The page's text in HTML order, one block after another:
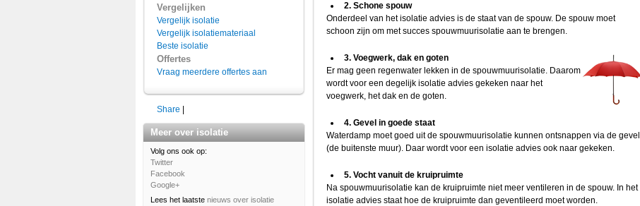
Vergelijken
Vergelijk isolatie
Vergelijk isolatiemateriaal
Beste isolatie
Offertes
Vraag meerdere offertes aan
Share
Meer over isolatie
Volg ons ook op:
Twitter
Facebook
Google+
Lees het laatste nieuws over isolatie
2. Schone spouw
Onderdeel van het isolatie advies is de staat van de spouw. De spouw moet
schoon zijn om met succes spouwmuurisolatie aan te brengen.
3. Voegwerk, dak en goten
Er mag geen regenwater lekken in de spouwmuurisolatie. Daarom
wordt voor een degelijk isolatie advies gekeken naar het
voegwerk, het dak en de goten.
4. Gevel in goede staat
Waterdamp moet goed uit de spouwmuurisolatie kunnen ontsnappen via de gevel
(de buitenste muur). Daar wordt voor een isolatie advies ook naar gekeken.
5. Vocht vanuit de kruipruimte
Na spouwmuurisolatie kan de kruipruimte niet meer ventileren in de spouw. In het
isolatie advies staat hoe de kruipruimte dan geventileerd moet worden.